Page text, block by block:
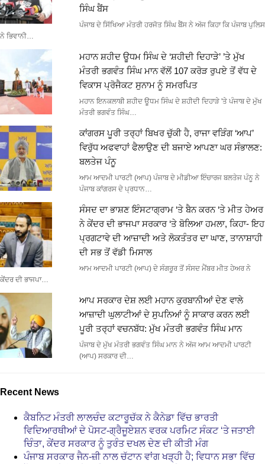
ਸਿੰਘ ਬੈਂਸ
ਪੰਜਾਬ ਦੇ ਸਿੱਖਿਆ ਮੰਤਰੀ ਹਰਜੋਤ ਸਿੰਘ ਬੈਂਸ ਨੇ ਅੱਜ ਕਿਹਾ ਕਿ ਪੰਜਾਬ ਪੁਲਿਸ
ਨੇ ਭਿਵਾਨੀ…
ਮਹਾਨ ਸ਼ਹੀਦ ਊਧਮ ਸਿੰਘ ਦੇ ‘ਸ਼ਹੀਦੀ ਦਿਹਾੜੇ’ ’ਤੇ ਮੁੱਖ
ਮੰਤਰੀ ਭਗਵੰਤ ਸਿੰਘ ਮਾਨ ਵੱਲੋਂ 107 ਕਰੋੜ ਰੁਪਏ ਤੋਂ ਵੱਧ ਦੇ
ਵਿਕਾਸ ਪ੍ਰੋਜੈਕਟ ਸੁਨਾਮ ਨੂੰ ਸਮਰਪਿਤ
ਮਹਾਨ ਇਨਕਲਾਬੀ ਸ਼ਹੀਦ ਊਧਮ ਸਿੰਘ ਦੇ ਸ਼ਹੀਦੀ ਦਿਹਾੜੇ 'ਤੇ ਪੰਜਾਬ ਦੇ ਮੁੱਖ
ਮੰਤਰੀ ਭਗਵੰਤ ਸਿੰਘ…
ਕਾਂਗਰਸ ਪੂਰੀ ਤਰ੍ਹਾਂ ਬਿਖਰ ਚੁੱਕੀ ਹੈ, ਰਾਜਾ ਵੜਿੰਗ ‘ਆਪ’
ਵਿਰੁੱਧ ਅਫਵਾਹਾਂ ਫੈਲਾਉਣ ਦੀ ਬਜਾਏ ਆਪਣਾ ਘਰ ਸੰਭਾਲਣ:
ਬਲਤੇਜ ਪੰਨੂ
ਆਮ ਆਦਮੀ ਪਾਰਟੀ (ਆਪ) ਪੰਜਾਬ ਦੇ ਮੀਡੀਆ ਇੰਚਾਰਜ ਬਲਤੇਜ ਪੰਨੂ ਨੇ
ਪੰਜਾਬ ਕਾਂਗਰਸ ਦੇ ਪ੍ਰਧਾਨ…
ਸੰਸਦ ਦਾ ਭਾਸ਼ਣ ਇੰਸਟਾਗ੍ਰਾਮ ‘ਤੇ ਬੈਨ ਕਰਨ ‘ਤੇ ਮੀਤ ਹੇਅਰ
ਨੇ ਕੇਂਦਰ ਦੀ ਭਾਜਪਾ ਸਰਕਾਰ ‘ਤੇ ਬੋਲਿਆ ਹਮਲਾ, ਕਿਹਾ- ਇਹ
ਪ੍ਰਗਟਾਵੇ ਦੀ ਆਜ਼ਾਦੀ ਅਤੇ ਲੋਕਤੰਤਰ ਦਾ ਘਾਣ, ਤਾਨਾਸ਼ਾਹੀ
ਦੀ ਸਭ ਤੋਂ ਵੱਡੀ ਮਿਸਾਲ
ਆਮ ਆਦਮੀ ਪਾਰਟੀ (ਆਪ) ਦੇ ਸੰਗਰੂਰ ਤੋਂ ਸੰਸਦ ਮੈਂਬਰ ਮੀਤ ਹੇਅਰ ਨੇ
ਕੇਂਦਰ ਦੀ ਭਾਜਪਾ…
ਆਪ ਸਰਕਾਰ ਦੇਸ਼ ਲਈ ਮਹਾਨ ਕੁਰਬਾਨੀਆਂ ਦੇਣ ਵਾਲੇ
ਆਜ਼ਾਦੀ ਘੁਲਾਟੀਆਂ ਦੇ ਸੁਪਨਿਆਂ ਨੂੰ ਸਾਕਾਰ ਕਰਨ ਲਈ
ਪੂਰੀ ਤਰ੍ਹਾਂ ਵਚਨਬੱਧ: ਮੁੱਖ ਮੰਤਰੀ ਭਗਵੰਤ ਸਿੰਘ ਮਾਨ
ਪੰਜਾਬ ਦੇ ਮੁੱਖ ਮੰਤਰੀ ਭਗਵੰਤ ਸਿੰਘ ਮਾਨ ਨੇ ਅੱਜ ਆਮ ਆਦਮੀ ਪਾਰਟੀ
(ਆਪ) ਸਰਕਾਰ ਦੀ…
Recent News
ਕੈਬਨਿਟ ਮੰਤਰੀ ਲਾਲਚੰਦ ਕਟਾਰੂਚੱਕ ਨੇ ਕੈਨੇਡਾ ਵਿੱਚ ਭਾਰਤੀ
ਵਿਦਿਆਰਥੀਆਂ ਦੇ ਪੋਸਟ-ਗ੍ਰੈਜੂਏਸ਼ਨ ਵਰਕ ਪਰਮਿਟ ਸੰਕਟ ‘ਤੇ ਜਤਾਈ
ਚਿੰਤਾ, ਕੇਂਦਰ ਸਰਕਾਰ ਨੂੰ ਤੁਰੰਤ ਦਖਲ ਦੇਣ ਦੀ ਕੀਤੀ ਮੰਗ
ਪੰਜਾਬ ਸਰਕਾਰ ਜੈਨ-ਜ਼ੀ ਨਾਲ ਚੱਟਾਨ ਵਾਂਗ ਖੜ੍ਹੀ ਹੈ; ਵਿਧਾਨ ਸਭਾ ਵਿੱਚ